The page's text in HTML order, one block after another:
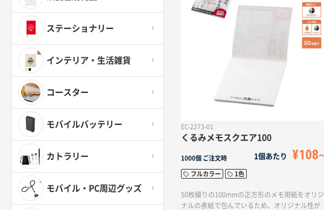
ステーショナリー
インテリア・生活雑貨
コースター
モバイルバッテリー
カトラリー
モバイル・PC周辺グッズ
EC-2273-01
くるみメモスクエア100
1000個 ご注文時 1個あたり ¥108
フルカラー 1色
50枚綴りの100mmの正方形のメモ用紙をオリジ
ナルの表紙で包んでいるため、オリジナル性が